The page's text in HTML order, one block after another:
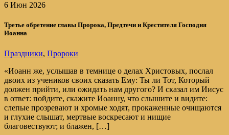
6 Июн 2026
Третье обретение главы Пророка, Предтечи и Крестителя Господня
Иоанна
Праздники, Пророки
«Иоанн же, услышав в темнице о делах Христовых, послал
двоих из учеников своих сказать Ему: Ты ли Тот, Который
должен прийти, или ожидать нам другого? И сказал им Иисус
в ответ: пойдите, скажите Иоанну, что слышите и видите:
слепые прозревают и хромые ходят, прокаженные очищаются
и глухие слышат, мертвые воскресают и нищие
благовествуют; и блажен, […]